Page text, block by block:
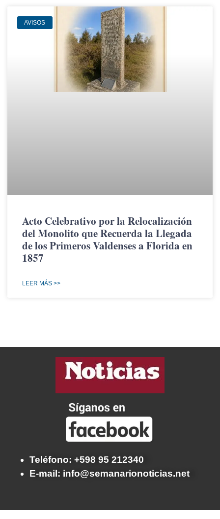
AVISOS
Acto Celebrativo por la Relocalización
del Monolito que Recuerda la Llegada
de los Primeros Valdenses a Florida en
1857
LEER MÁS >>
Teléfono: +598 95 212340
E-mail: info@semanarionoticias.net